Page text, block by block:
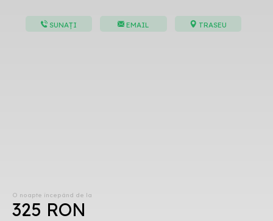
SUNAȚI EMAIL TRASEU
O noapte începând de la
325 RON